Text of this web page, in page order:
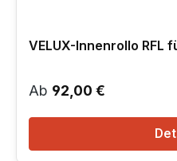
VELUX-Innenrollo RFL
Regulärer Preis:
Ab 92,00 €